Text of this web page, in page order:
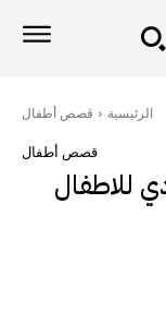
الرئيسية قصص أطفال
قصص أطفال
للاطفال